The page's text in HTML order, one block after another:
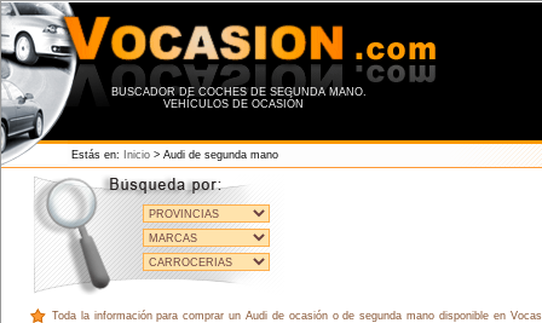
BUSCADOR DE COCHES DE SEGUNDA MANO.
VEHÍCULOS DE OCASIÓN
Estás en: Inicio > Audi de segunda mano
Toda la información para comprar un Audi de ocasión o de segunda mano disponible en